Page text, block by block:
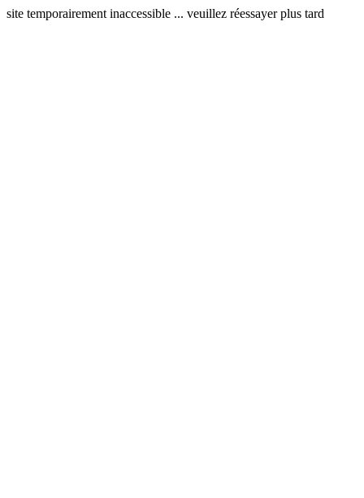
site temporairement inaccessible ... veuillez réessayer plus tard